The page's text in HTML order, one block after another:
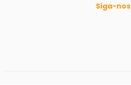
Siga-nos